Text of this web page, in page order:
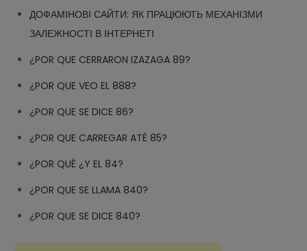
ДОФАМІНОВІ САЙТИ: ЯК ПРАЦЮЮТЬ МЕХАНІЗМИ
ЗАЛЕЖНОСТІ В ІНТЕРНЕТІ
¿POR QUE CERRARON IZAZAGA 89?
¿POR QUE VEO EL 888?
¿POR QUE SE DICE 86?
¿POR QUE CARREGAR ATÉ 85?
¿POR QUÉ ¿Y EL 84?
¿POR QUE SE LLAMA 840?
¿POR QUE SE DICE 840?